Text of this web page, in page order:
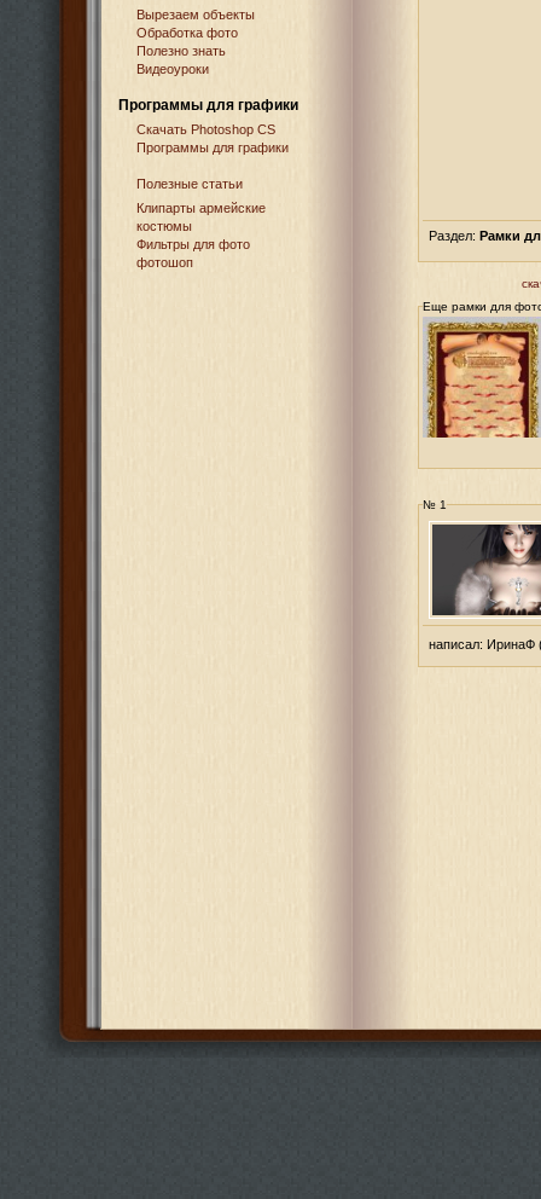
Вырезаем объекты
Обработка фото
Полезно знать
Видеоуроки
Программы для графики
Cкачать Photoshop CS
Программы для графики
Полезные статьи
Клипарты армейские
костюмы
Фильтры для фото
фотошоп
Раздел: Рамки
Еще рамки для
№ 1
написал: ИринаФ